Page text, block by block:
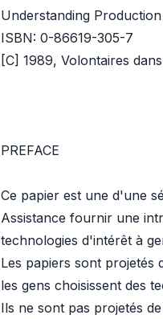
Understanding
ISBN: 0-86619-305-7
[C] 1989, Volontaires
PREFACE
Ce papier est une d'une
Assistance fournir une
technologies d'intérêt à
Les papiers sont projetés
les gens choisissent des
Ils ne sont pas projetés